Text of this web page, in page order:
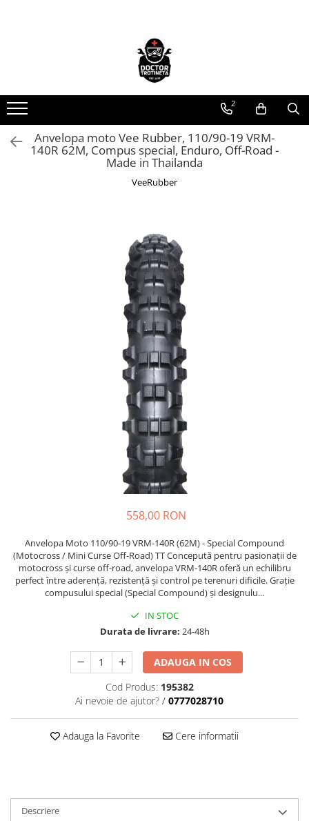
Toate produsele
Piese de schimb
https://www.doctortrotineta.ro/electrica
Acceleratie
https://www.doctortrotineta.ro/frane
https://www.doctortrotineta.ro/lumini
https://www.doctortrotineta.ro/cadru
Suspensie
Cauciucuri
https://www.doctortrotineta.ro/camere-
de-aer
cauciucuri-bicicleta
Camere bicicleta
Cauciuc tubeless cu GEL antipană
Accesorii
Anvelope moto
Camere moto
2
Anvelopa moto Vee Rubber, 110/90-19 VRM-
140R 62M, Compus special, Enduro, Off-Road -
Made in Thailanda
VeeRubber
558,00 RON
Anvelopa Moto 110/90-19 VRM-140R (62M) - Special Compound
(Motocross / Mini Curse Off-Road) TT Concepută pentru pasionații de
motocross și curse off-road, anvelopa VRM-140R oferă un echilibru
perfect între aderență, rezistență și control pe terenuri dificile. Grație
compusului special (Special Compound) și designulu...
IN STOC
Durata de livrare: 24-48h
ADAUGA IN COS
Cod Produs: 195382
Ai nevoie de ajutor? / 0777028710
Adauga la Favorite Cere informatii
Descriere